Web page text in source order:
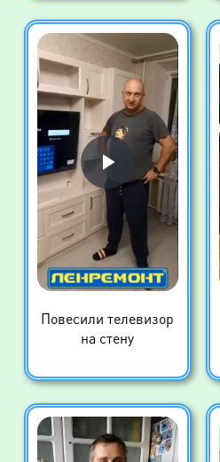
Повесили телевизор
на стену